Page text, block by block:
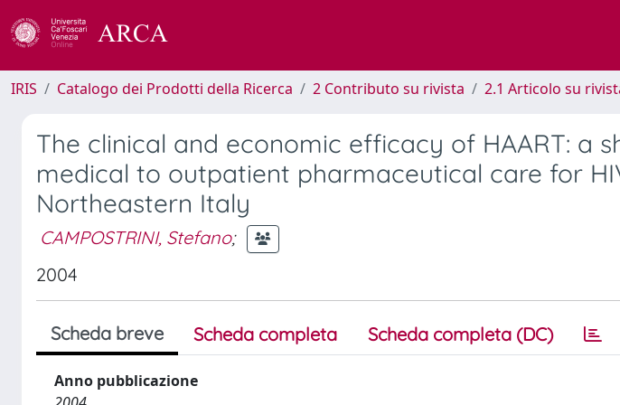
IRIS Catalogo dei Prodotti della Ricerca 2 Contributo su rivista 2.1 Articolo su
The clinical and economic efficacy of HAART: a
medical to outpatient pharmaceutical care for
Northeastern Italy
CAMPOSTRINI, Stefano;
2004
Scheda breve Scheda completa Scheda completa (DC)
Anno pubblicazione